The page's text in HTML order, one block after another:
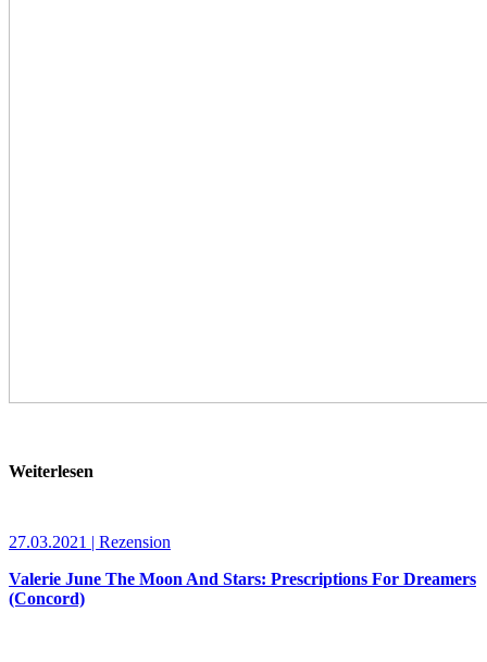
Weiterlesen
27.03.2021 | Rezension
Valerie June The Moon And Stars: Prescriptions For Dreamers
(Concord)